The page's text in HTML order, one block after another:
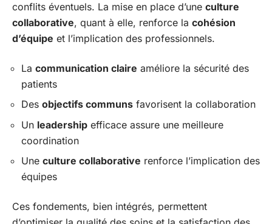
conflits éventuels. La mise en place d’une culture
collaborative, quant à elle, renforce la cohésion
d’équipe et l’implication des professionnels.
La communication claire améliore la sécurité des
patients
Des objectifs communs favorisent la collaboration
Un leadership efficace assure une meilleure
coordination
Une culture collaborative renforce l’implication des
équipes
Ces fondements, bien intégrés, permettent